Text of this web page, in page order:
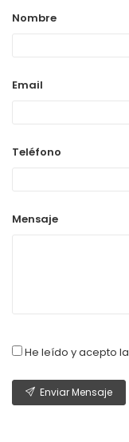
Nombre
Email
Teléfono
Mensaje
He leído y acepto la
Enviar Mensaje